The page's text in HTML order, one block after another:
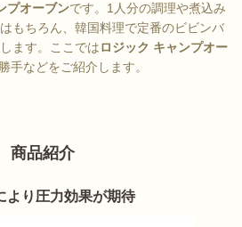
プオーブンです。1人分の調理や煮込み
もちろん、韓国料理で定番のビビンバ
ます。ここではロジック キャンプオー
手などをご紹介します。
商品紹介
より圧力効果が期待